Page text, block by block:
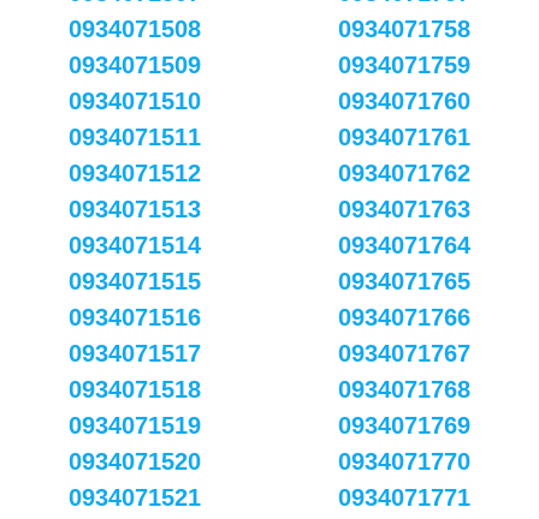
0934071508
0934071509
0934071510
0934071511
0934071512
0934071513
0934071514
0934071515
0934071516
0934071517
0934071518
0934071519
0934071520
0934071521
0934071758
0934071759
0934071760
0934071761
0934071762
0934071763
0934071764
0934071765
0934071766
0934071767
0934071768
0934071769
0934071770
0934071771